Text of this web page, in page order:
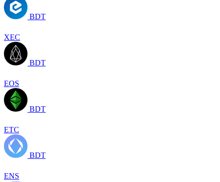
BDT
XEC
BDT
EOS
BDT
ETC
BDT
ENS